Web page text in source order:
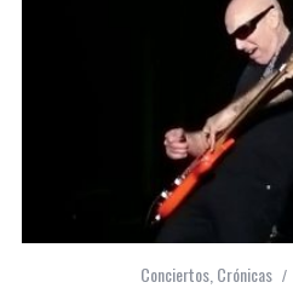
Conciertos, Crónicas